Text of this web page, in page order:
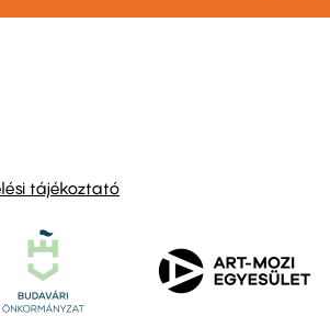
tájékoztató